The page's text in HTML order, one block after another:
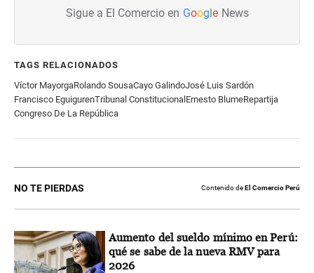
Sigue a El Comercio en Google News
TAGS RELACIONADOS
Víctor MayorgaRolando SousaCayo GalindoJosé Luis Sardón
Francisco EguigurenTribunal Constitucional Ernesto BlumeRepartija
Congreso De La República
NO TE PIERDAS Contenido deEl Comercio Perú
Aumento del sueldo mínimo en Perú:
qué se sabe de la nueva RMV para
2026